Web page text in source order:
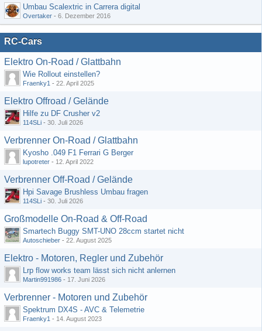
Umbau Scalextric in Carrera digital
Overtaker - 6. Dezember 2016
RC-Cars
Elektro On-Road / Glattbahn
Wie Rollout einstellen?
Fraenky1 - 22. April 2025
Elektro Offroad / Gelände
Hilfe zu DF Crusher v2
114SLi - 30. Juli 2026
Verbrenner On-Road / Glattbahn
Kyosho .049 F1 Ferrari G Berger
lupotreter - 12. April 2022
Verbrenner Off-Road / Gelände
Hpi Savage Brushless Umbau fragen
114SLi - 30. Juli 2026
Großmodelle On-Road & Off-Road
Smartech Buggy SMT-UNO 28ccm startet nicht
Autoschieber - 22. August 2025
Elektro - Motoren, Regler und Zubehör
Lrp flow works team lässt sich nicht anlernen
Martin991986 - 17. Juni 2026
Verbrenner - Motoren und Zubehör
Spektrum DX4S - AVC & Telemetrie
Fraenky1 - 14. August 2023